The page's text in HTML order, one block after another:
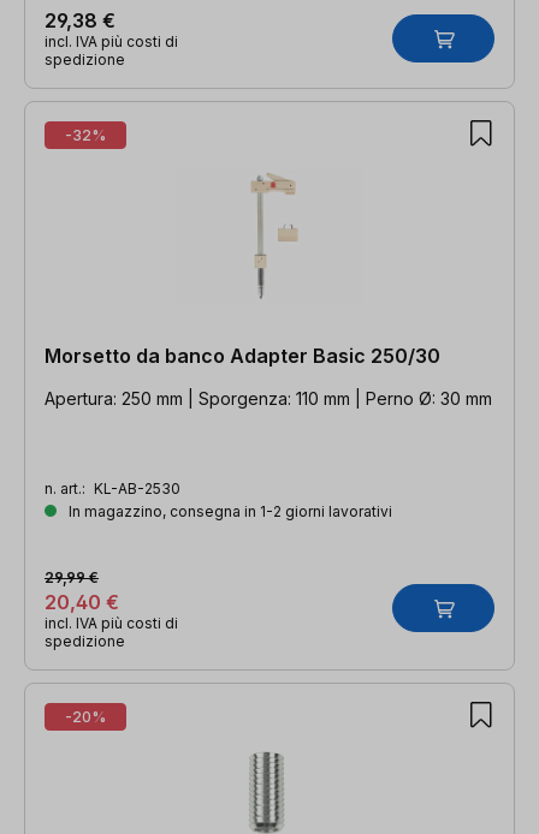
29,38 €
incl. IVA più costi di
spedizione
-32%
Morsetto da banco Adapter Basic 250/30
Apertura: 250 mm | Sporgenza: 110 mm | Perno Ø: 30 mm
n. art.: KL-AB-2530
In magazzino, consegna in 1-2 giorni lavorativi
20,40 €
29,99 €
incl. IVA più costi di
spedizione
-20%